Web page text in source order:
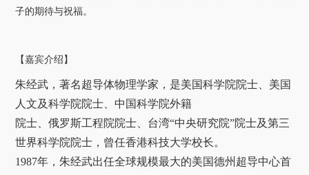
子的期待与祝福。
【嘉宾介绍】
朱经武，著名超导体物理学家，是美国科学院院士、美国
人文及科学院院士、中国科学院外籍
院士、俄罗斯工程院院士、台湾“中央研究院”院士及第三
世界科学院院士，曾任香港科技大学校长。
1987年，朱经武出任全球规模最大的美国德州超导中心首